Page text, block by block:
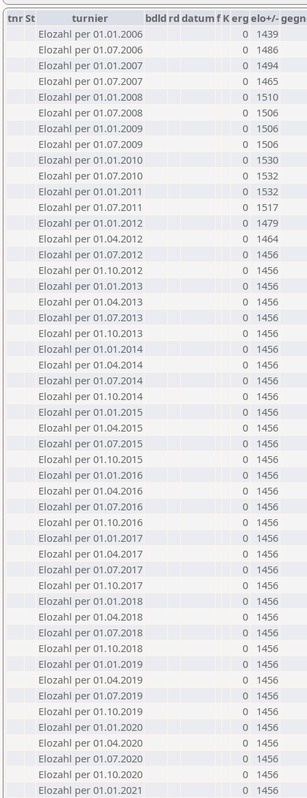
tnrSt turnier bdld rd datumf Kerg elo+/-
Elozahl per 01.01.2006
0
1439
Elozahl per 01.07.2006
0
1486
Elozahl per 01.01.2007
0
1494
Elozahl per 01.07.2007
0
1465
Elozahl per 01.01.2008
0
1510
Elozahl per 01.07.2008
0
1506
Elozahl per 01.01.2009
0
1506
Elozahl per 01.07.2009
0
1506
Elozahl per 01.01.2010
0
1530
Elozahl per 01.07.2010
0
1532
Elozahl per 01.01.2011
0
1532
Elozahl per 01.07.2011
0
1517
Elozahl per 01.01.2012
0
1479
Elozahl per 01.04.2012
0
1464
Elozahl per 01.07.2012
0
1456
Elozahl per 01.10.2012
0
1456
Elozahl per 01.01.2013
0
1456
Elozahl per 01.04.2013
0
1456
Elozahl per 01.07.2013
0
1456
Elozahl per 01.10.2013
0
1456
Elozahl per 01.01.2014
0
1456
Elozahl per 01.04.2014
0
1456
Elozahl per 01.07.2014
0
1456
Elozahl per 01.10.2014
0
1456
Elozahl per 01.01.2015
0
1456
Elozahl per 01.04.2015
0
1456
Elozahl per 01.07.2015
0
1456
Elozahl per 01.10.2015
0
1456
Elozahl per 01.01.2016
0
1456
Elozahl per 01.04.2016
0
1456
Elozahl per 01.07.2016
0
1456
Elozahl per 01.10.2016
0
1456
Elozahl per 01.01.2017
0
1456
Elozahl per 01.04.2017
0
1456
Elozahl per 01.07.2017
0
1456
Elozahl per 01.10.2017
0
1456
Elozahl per 01.01.2018
0
1456
Elozahl per 01.04.2018
0
1456
Elozahl per 01.07.2018
0
1456
Elozahl per 01.10.2018
0
1456
Elozahl per 01.01.2019
0
1456
Elozahl per 01.04.2019
0
1456
Elozahl per 01.07.2019
0
1456
Elozahl per 01.10.2019
0
1456
Elozahl per 01.01.2020
0
1456
Elozahl per 01.04.2020
0
1456
Elozahl per 01.07.2020
0
1456
Elozahl per 01.10.2020
0
1456
Elozahl per 01.01.2021
0 1456